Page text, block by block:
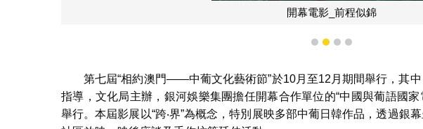
開幕電影_前程似錦
1 2 3 4
第七屆“相約澳門——中葡文化藝術節”於10月至12月期間舉行，其
指導，文化局主辦，銀河娛樂集團擔任開幕合作單位的“中國與葡語國
舉行。本屆影展以“跨‧界”為概念，特別展映多部中葡日韓作品，透過銀